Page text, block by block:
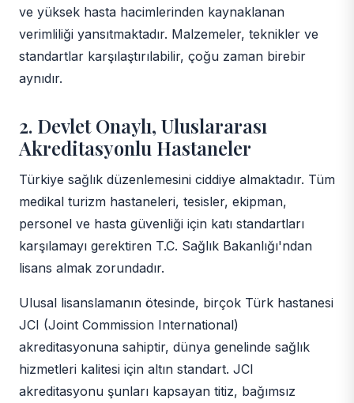
ve yüksek hasta hacimlerinden kaynaklanan
verimliliği yansıtmaktadır. Malzemeler, teknikler ve
standartlar karşılaştırılabilir, çoğu zaman birebir
aynıdır.
2. Devlet Onaylı, Uluslararası
Akreditasyonlu Hastaneler
Türkiye sağlık düzenlemesini ciddiye almaktadır. Tüm
medikal turizm hastaneleri, tesisler, ekipman,
personel ve hasta güvenliği için katı standartları
karşılamayı gerektiren T.C. Sağlık Bakanlığı'ndan
lisans almak zorundadır.
Ulusal lisanslamanın ötesinde, birçok Türk hastanesi
JCI (Joint Commission International)
akreditasyonuna sahiptir, dünya genelinde sağlık
hizmetleri kalitesi için altın standart. JCI
akreditasyonu şunları kapsayan titiz, bağımsız